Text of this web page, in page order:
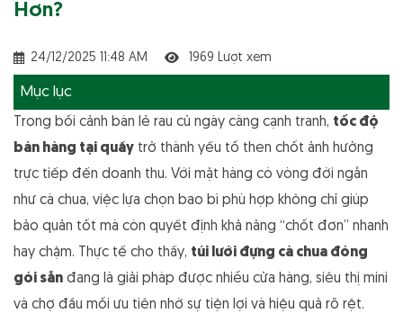
Hơn?
24/12/2025 11:48 AM 1969 Lượt xem
Mục lục
Trong bối cảnh bán lẻ rau củ ngày càng cạnh tranh, tốc độ
bán hàng tại quầy trở thành yếu tố then chốt ảnh hưởng
trực tiếp đến doanh thu. Với mặt hàng có vòng đời ngắn
như cà chua, việc lựa chọn bao bì phù hợp không chỉ giúp
bảo quản tốt mà còn quyết định khả năng “chốt đơn” nhanh
hay chậm. Thực tế cho thấy, túi lưới đựng cà chua đóng
gói sẵn đang là giải pháp được nhiều cửa hàng, siêu thị mini
và chợ đầu mối ưu tiên nhờ sự tiện lợi và hiệu quả rõ rệt.